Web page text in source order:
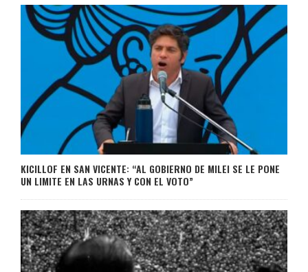
KICILLOF EN SAN VICENTE: “AL GOBIERNO DE MILEI SE LE PONE
UN LIMITE EN LAS URNAS Y CON EL VOTO”